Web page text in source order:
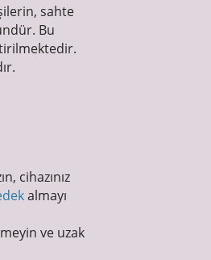
sahte
Bu
cihazınız
almayı
ve uzak